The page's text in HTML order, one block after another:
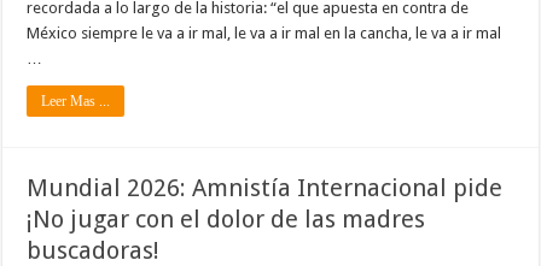
recordada a lo largo de la historia: “el que apuesta en contra de
México siempre le va a ir mal, le va a ir mal en la cancha, le va a ir mal
Leer Mas ...
Mundial 2026: Amnistía Internacional pide
¡No jugar con el dolor de las madres
buscadoras!